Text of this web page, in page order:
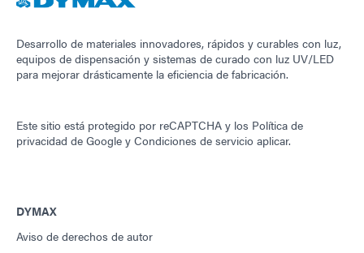
Desarrollo de materiales innovadores, rápidos y curables con luz,
equipos de dispensación y sistemas de curado con luz UV/LED
para mejorar drásticamente la eficiencia de fabricación.
Este sitio está protegido por reCAPTCHA y los Política de
privacidad de Google y Condiciones de servicio aplicar.
DYMAX
Aviso de derechos de autor